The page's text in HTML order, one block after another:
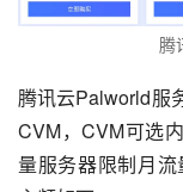
腾
腾讯云Palworld服
CVM，CVM可选
量服务器限制月